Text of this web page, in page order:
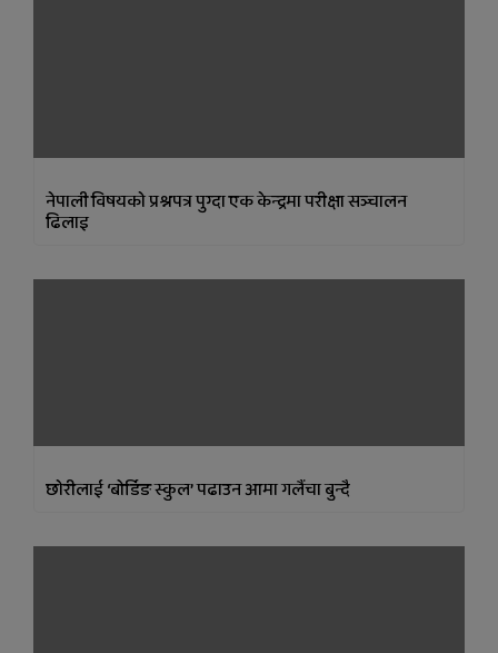
नेपाली विषयकाे प्रश्नपत्र पुग्दा एक केन्द्रमा परीक्षा सञ्चालन
ढिलाइ
छाेरीलाई ‘बोर्डिङ स्कुल’ पढाउन आमा गलैंचा बुन्दै